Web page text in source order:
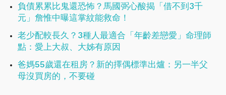
負債累累比鬼還恐怖？馬國弼心酸揭「借不到3千
元」詹惟中曝這掌紋能救命！
老少配較長久？3種人最適合「年齡差戀愛」命理師
點：愛上大叔、大姊有原因
爸媽55歲還在租房？新的擇偶標準出爐：另一半父
母沒買房的，不要碰